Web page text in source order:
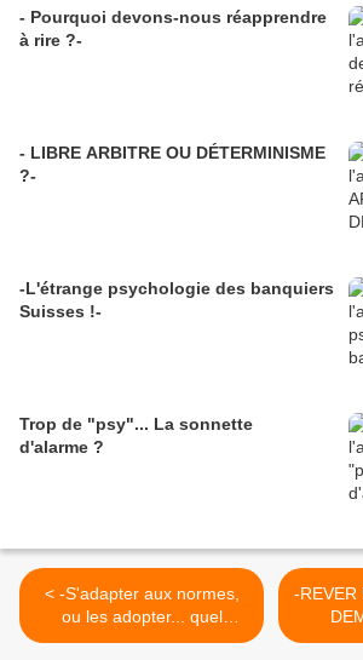
- Pourquoi devons-nous réapprendre
à rire ?-
- LIBRE ARBITRE OU DÉTERMINISME
?-
-L'étrange psychologie des banquiers
Suisses !-
Trop de "psy"... La sonnette
d'alarme ?
< -S'adapter aux normes,
ou les adopter... quel
différence ?-
-REVER